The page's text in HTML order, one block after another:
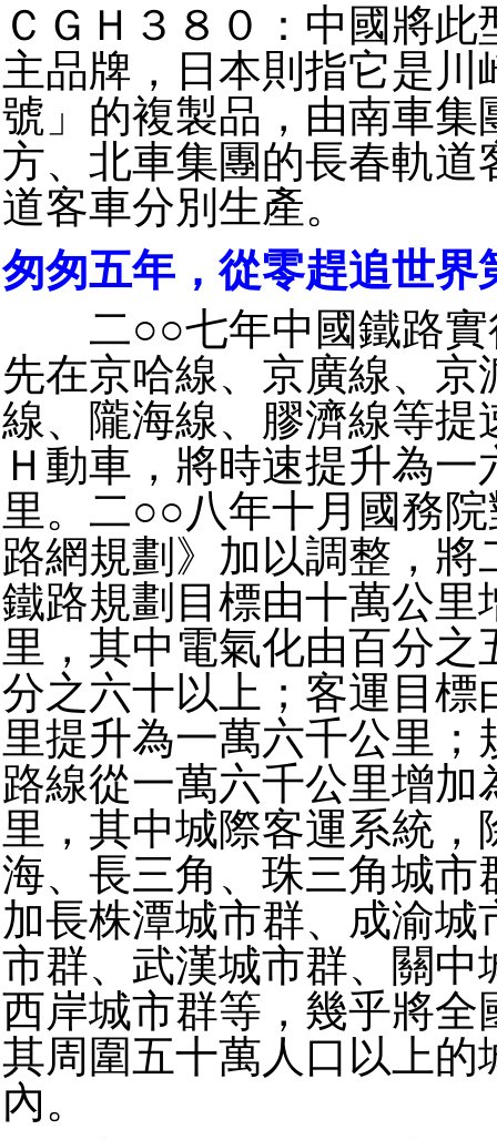
ＣＧＨ３８０：中國將此
主品牌，日本則指它是川
號」的複製品，由南車集
方、北車集團的長春軌道
道客車分別生產。
匆匆五年，從零趕追世界
二○○七年中國鐵路實
先在京哈線、京廣線、京
線、隴海線、膠濟線等提
Ｈ動車，將時速提升為
里。二○○八年十月國務
路網規劃》加以調整，
鐵路規劃目標由十萬公里
里，其中電氣化由百分之
分之六十以上；客運目標
里提升為一萬六千公里；
路線從一萬六千公里增加
里，其中城際客運系統，
海、長三角、珠三角城市
加長株潭城市群、成渝城
市群、武漢城市群、關中
西岸城市群等，幾乎將全
其周圍五十萬人口以上的
內。